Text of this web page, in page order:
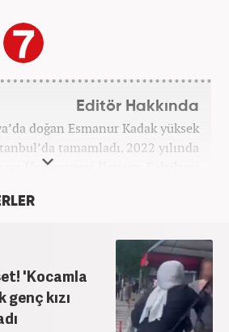
Editör Hakkında
doğan Esmanur Kadak yüksek
tamamladı. 2022 yılında
Üniversitesi İletişim Fakültesi
serbest zamanlı olarak Bilimevi
sonra Eylül 2022 - Temmuz 2024
yerel bir gazetede “Genel
olarak görev aldı. Son olarak
Haber Editörü olarak kariyerine
devam ediyor.
'Kocamla
kızı